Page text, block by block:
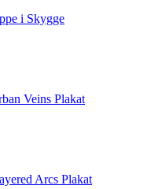
i Skygge
Veins Plakat
Arcs Plakat